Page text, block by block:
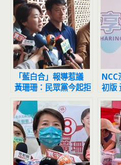
「藍白合」報導惹議
黃珊珊：民眾黨今起拒
上三立節目
NCC
初版
想把